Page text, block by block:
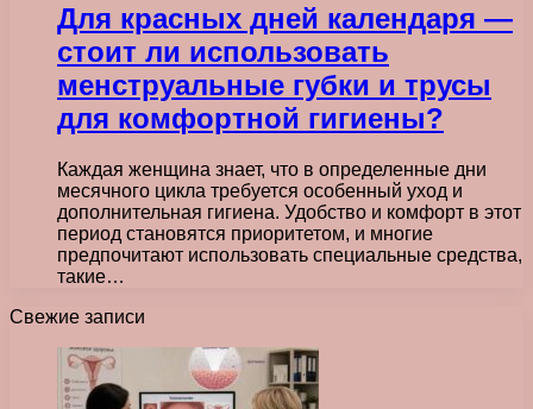
Для красных дней календаря —
стоит ли использовать
менструальные губки и трусы
для комфортной гигиены?
Каждая женщина знает, что в определенные дни
месячного цикла требуется особенный уход и
дополнительная гигиена. Удобство и комфорт в этот
период становятся приоритетом, и многие
предпочитают использовать специальные средства,
такие…
Свежие записи